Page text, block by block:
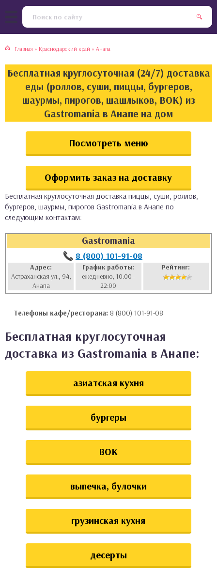
Главная » Краснодарский край » Анапа
Бесплатная круглосуточная (24/7) доставка
еды (роллов, суши, пиццы, бургеров,
шаурмы, пирогов, шашлыков, ВОК) из
Gastromania в Анапе на дом
Посмотреть меню
Оформить заказ на доставку
Бесплатная круглосуточная доставка пиццы, суши, роллов,
бургеров, шаурмы, пирогов Gastromania в Анапе по
следующим контактам:
Gastromania
8 (800) 101-91-08
Адрес:
Астраханская ул., 94,
Анапа
График работы:
ежедневно, 10:00–
22:00
Рейтинг:
Телефоны кафе/ресторана: 8 (800) 101-91-08
Бесплатная круглосуточная
доставка из Gastromania в Анапе:
азиатская кухня
бургеры
ВОК
выпечка, булочки
грузинская кухня
десерты
кухня
кухня
кухня
кухня
булочки